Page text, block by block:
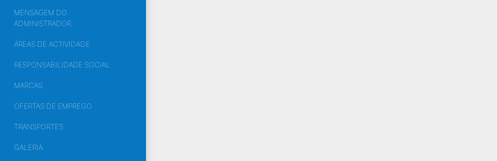
MENSAGEM DO
ADMINISTRADOR
ÁREAS DE ACTIVIDADE
RESPONSABILIDADE SOCIAL
MARCAS
OFERTAS DE EMPREGO
TRANSPORTES
GALERIA